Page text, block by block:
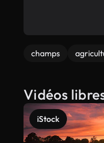
champs
Vidéos
iStock